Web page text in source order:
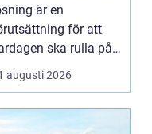
är en
för att
ska rulla på.
värmen strular,
augusti 2026